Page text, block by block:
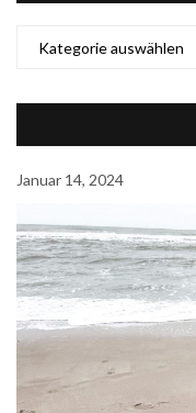
Januar 14, 2024